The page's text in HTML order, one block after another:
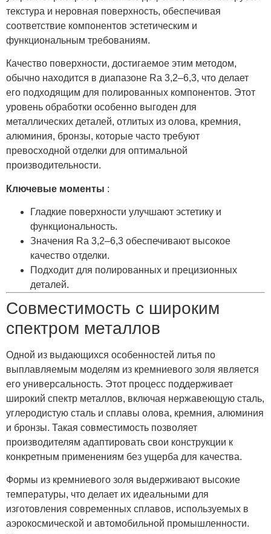
текстура и неровная поверхность, обеспечивая
соответствие компонентов эстетическим и
функциональным требованиям.
Качество поверхности, достигаемое этим методом,
обычно находится в диапазоне Ra 3,2–6,3, что делает
его подходящим для полированных компонентов. Этот
уровень обработки особенно выгоден для
металлических деталей, отлитых из олова, кремния,
алюминия, бронзы, которые часто требуют
превосходной отделки для оптимальной
производительности.
Ключевые моменты :
Гладкие поверхности улучшают эстетику и
функциональность.
Значения Ra 3,2–6,3 обеспечивают высокое
качество отделки.
Подходит для полированных и прецизионных
деталей.
Совместимость с широким
спектром металлов
Одной из выдающихся особенностей литья по
выплавляемым моделям из кремниевого золя является
его универсальность. Этот процесс поддерживает
широкий спектр металлов, включая нержавеющую сталь,
углеродистую сталь и сплавы олова, кремния, алюминия
и бронзы. Такая совместимость позволяет
производителям адаптировать свои конструкции к
конкретным применениям без ущерба для качества.
Формы из кремниевого золя выдерживают высокие
температуры, что делает их идеальными для
изготовления современных сплавов, используемых в
аэрокосмической и автомобильной промышленности.